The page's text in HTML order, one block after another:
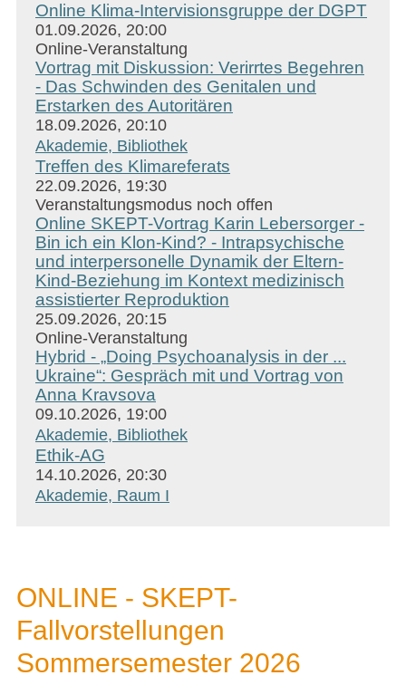
Online Klima-Intervisionsgruppe der DGPT
01.09.2026, 20:00
Online-Veranstaltung
Vortrag mit Diskussion: Verirrtes Begehren
- Das Schwinden des Genitalen und
Erstarken des Autoritären
18.09.2026, 20:10
Akademie, Bibliothek
Treffen des Klimareferats
22.09.2026, 19:30
Veranstaltungsmodus noch offen
Online SKEPT-Vortrag Karin Lebersorger -
Bin ich ein Klon-Kind? - Intrapsychische
und interpersonelle Dynamik der Eltern-
Kind-Beziehung im Kontext medizinisch
assistierter Reproduktion
25.09.2026, 20:15
Online-Veranstaltung
Hybrid - „Doing Psychoanalysis in der ...
Ukraine“: Gespräch mit und Vortrag von
Anna Kravsova
09.10.2026, 19:00
Akademie, Bibliothek
Ethik-AG
14.10.2026, 20:30
Akademie, Raum I
ONLINE - SKEPT-
Fallvorstellungen
Sommersemester 2026